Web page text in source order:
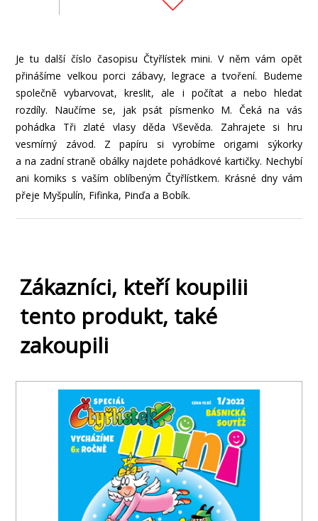
Je tu další číslo časopisu Čtyřlístek mini. V něm vám opět
přinášíme velkou porci zábavy, legrace a tvoření. Budeme
společně vybarvovat, kreslit, ale i počítat a nebo hledat
rozdíly. Naučíme se, jak psát písmenko M. Čeká na vás
pohádka Tři zlaté vlasy děda Vševěda. Zahrajete si hru
vesmírný závod. Z papíru si vyrobíme origami sýkorky
a na zadní straně obálky najdete pohádkové kartičky. Nechybí
ani komiks s vaším oblíbeným Čtyřlístkem. Krásné dny vám
přeje Myšpulín, Fifinka, Pinďa a Bobík.
Zákazníci, kteří koupilii
tento produkt, také
zakoupili